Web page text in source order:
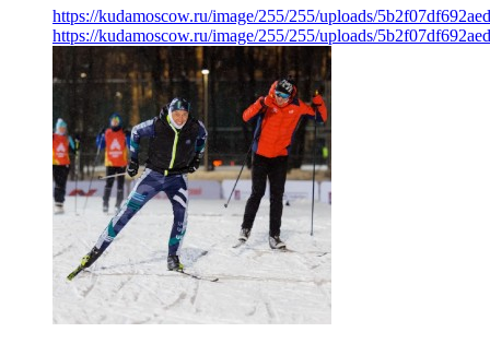
https://kudamoscow.ru/image/255/255/uploads/
https://kudamoscow.ru/image/255/255/uploads/